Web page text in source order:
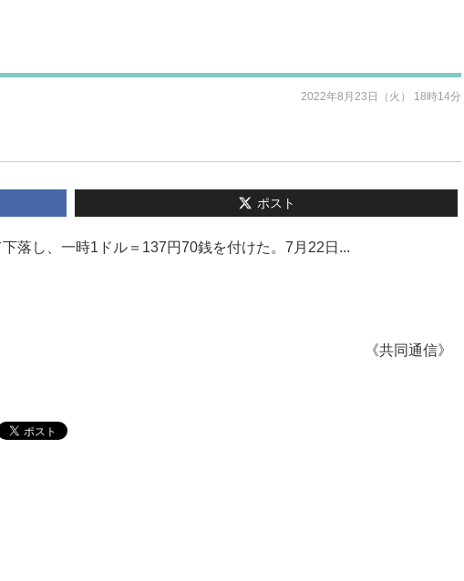
2022年8月23日（火） 18時14分
ポスト
落し、一時1ドル＝137円70銭を付けた。7月22日...
《共同通信》